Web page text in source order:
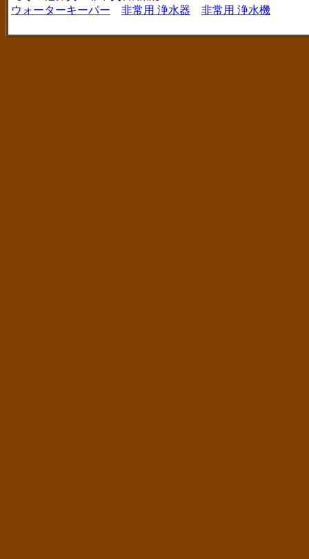
ウォーターキーパー
非常用 浄水器 非常用 浄水機